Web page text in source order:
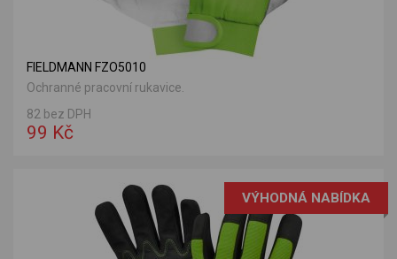
FIELDMANN FZO5010
Ochranné pracovní rukavice.
82 bez DPH
99 Kč
VÝHODNÁ NABÍDKA